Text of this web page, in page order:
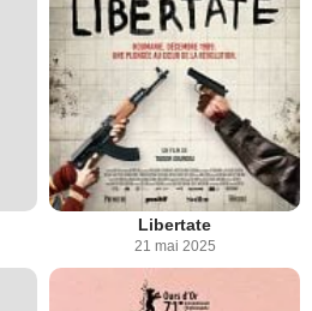
Libertate
21 mai 2025